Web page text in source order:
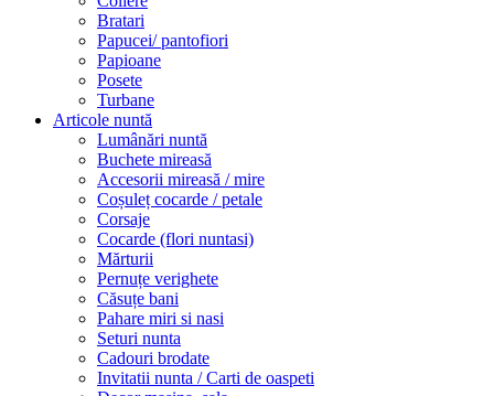
Bratari
Papucei/ pantofiori
Papioane
Posete
Turbane
Articole nuntă
Lumânări nuntă
Buchete mireasă
Accesorii mireasă / mire
Coșuleț cocarde / petale
Corsaje
Cocarde (flori nuntasi)
Mărturii
Pernuțe verighete
Căsuțe bani
Pahare miri si nasi
Seturi nunta
Cadouri brodate
Invitatii nunta / Carti de oaspeti